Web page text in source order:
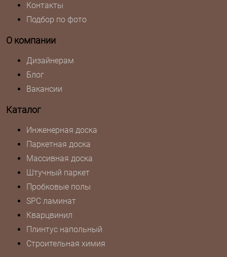
Контакты
Подбор по фото
О компании
Дизайнерам
Блог
Вакансии
Каталог
Инженерная доска
Паркетная доска
Массивная доска
Штучный паркет
Пробковые полы
SPC ламинат
Кварцвинил
Плинтус напольный
Строительная химия